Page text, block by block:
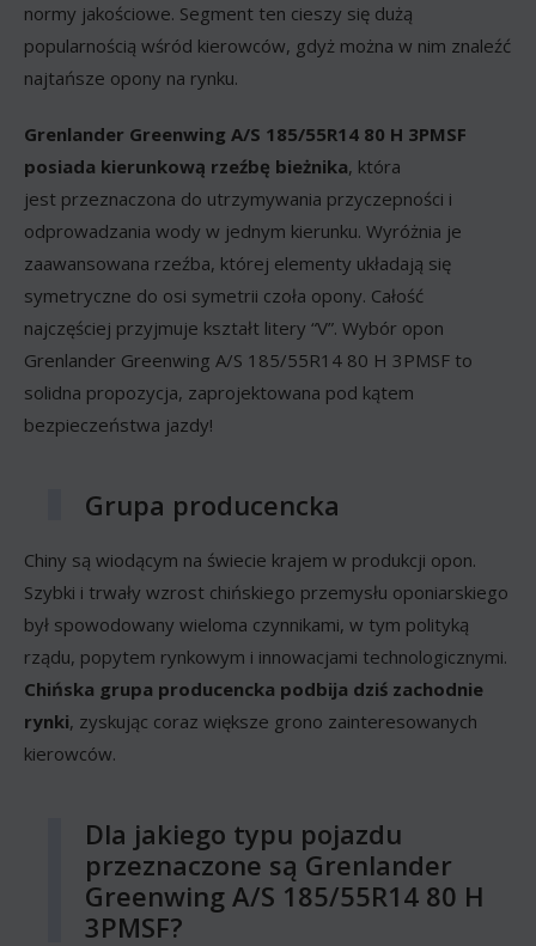
normy jakościowe. Segment ten cieszy się dużą
popularnością wśród kierowców, gdyż można w nim znaleźć
najtańsze opony na rynku.
Grenlander Greenwing A/S 185/55R14 80 H 3PMSF
posiada kierunkową rzeźbę bieżnika, która
jest przeznaczona do utrzymywania przyczepności i
odprowadzania wody w jednym kierunku. Wyróżnia je
zaawansowana rzeźba, której elementy układają się
symetryczne do osi symetrii czoła opony. Całość
najczęściej przyjmuje kształt litery “V”. Wybór opon
Grenlander Greenwing A/S 185/55R14 80 H 3PMSF to
solidna propozycja, zaprojektowana pod kątem
bezpieczeństwa jazdy!
Grupa producencka
Chiny są wiodącym na świecie krajem w produkcji opon.
Szybki i trwały wzrost chińskiego przemysłu oponiarskiego
był spowodowany wieloma czynnikami, w tym polityką
rządu, popytem rynkowym i innowacjami technologicznymi.
Chińska grupa producencka podbija dziś zachodnie
rynki, zyskując coraz większe grono zainteresowanych
kierowców.
Dla jakiego typu pojazdu
przeznaczone są Grenlander
Greenwing A/S 185/55R14 80 H
3PMSF?